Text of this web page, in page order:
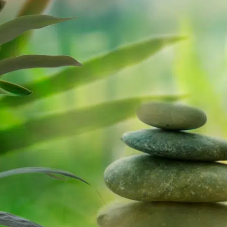
Cliquez pour itinéraire :
7745, 1IÈRE AVENUE
QUÉBEC (QUÉBEC)
Téléphone :
(418) 932-8429
Massothérapie Descansa©2002-2026 – Tous droits